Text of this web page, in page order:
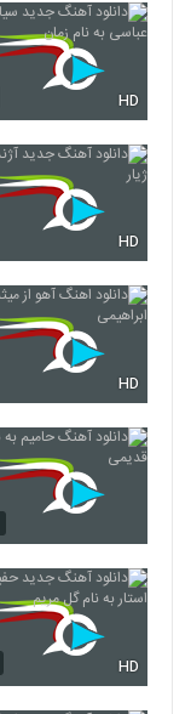
HD
HD
HD
HD